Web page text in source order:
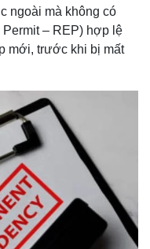
ngoài mà không có
– REP) hợp lệ
mới, trước khi bị mất